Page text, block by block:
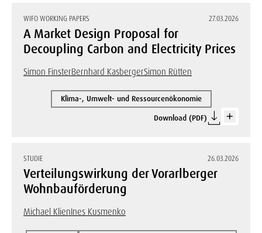
WIFO WORKING PAPERS 27.03.2026
A Market Design Proposal for
Decoupling Carbon and Electricity Prices
Simon FinsterBernhard KasbergerSimon Rütten
Klima-, Umwelt- und Ressourcenökonomie
Download (PDF)
STUDIE 26.03.2026
Verteilungswirkung der Vorarlberger
Wohnbauförderung
Michael KlienInes Kusmenko